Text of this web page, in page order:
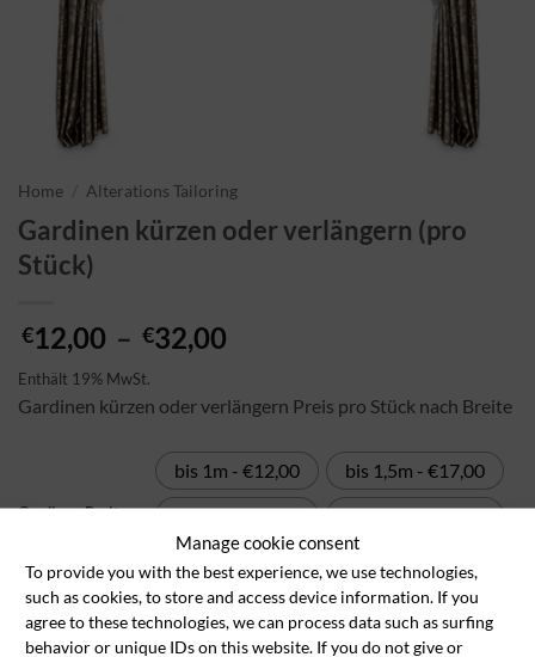
Manage cookie consent
To provide you with the best experience, we use technologies,
such as cookies, to store and access device information. If you
agree to these technologies, we can process data such as surfing
behavior or unique IDs on this website. If you do not give or
Home Alterations Tailoring
Gardinen kürzen oder verlängern (pro
Stück)
€12,00 – €32,00
bis
€32,00
Enthält 19% MwSt.
Gardinen kürzen oder verlängern Preis pro Stück nach Breite
Gardinen Breite
bis 1m - €12,00
bis 1,5m - €17,00
bis 2m - €22,00
bis 2,5m - €27,00
bis 3m - €32,00
Gardinen kürzen oder verlängern (pro Stück) Menge